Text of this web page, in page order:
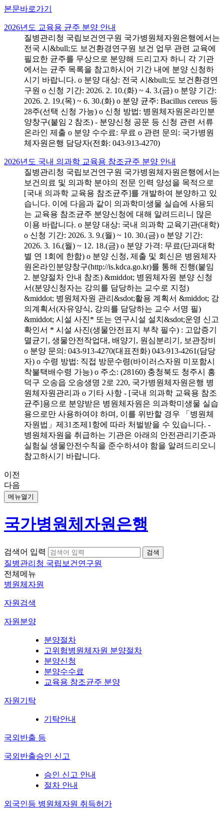
본문바로가기
2026년도 교육용 균주 분양 안내
질병관리청 국립보건연구원 국가병원체자원은행에서는
전국 시&bull;도 보건환경연구원 보건 업무 관련 교육에
필요한 균주를 무상으로 분양해 드리고자 하니 각 기관
에서는 균주 목록을 참고하시어 기간 내에 분양 신청하
시기 바랍니다. o 분양 대상: 전국 시&bull;도 보건환경연
구원 o 신청 기간: 2026. 2. 10.(화) ~ 4. 3.(금) o 분양 기간:
2026. 2. 19.(목) ~ 6. 30.(화) o 분양 균주: Bacillus cereus 등
28주(선택 신청 가능) o 신청 방법: 병원체자원온라인분
양창구(붙임 2 참조) - 분양신청 공문 등 신청 관련 서류
온라인 제출 o 분양 수수료: 무료 o 관련 문의: 국가병원
체자원은행 담당자(전화: 043-913-4270)
2026년도 국내 의과학 교육용 참조균주 분양 안내
질병관리청 국립보건연구원 국가병원체자원은행에서는
보건의료 및 의과학 분야의 전문 인력 양성을 목적으로
[국내 의과학 교육용 참조균주]를 개발하여 분양하고 있
습니다. 이에 다음과 같이 의과학미생물 실습에 사용되
는 교육용 참조균주 분양신청에 대해 알려드리니 많은
이용 바랍니다. o 분양 대상: 국내 의과학 교육기관(대학)
o 신청 기간: 2026. 3. 9.(월) ~ 10. 30.(금) o 분양 기간:
2026. 3. 16.(월) ~ 12. 18.(금) o 분양 가격: 무료(단과대학
별 연 1회에 한함) o 분양 신청, 제출 및 회신은 병원체자
원온라인분양창구(http://is.kdca.go.kr)를 통해 진행(붙임
2. 분양절차 안내 참조) &middot; 병원체자원 분양 신청
서(분양신청자는 강의를 담당하는 교수로 지정)
&middot; 병원체자원 관리&sdot;활용 계획서 &middot; 강
의계획서(자유양식, 강의를 담당하는 교수 서명 필)
&middot; 시설 사진* 또는 연구시설 설치&sdot;운영 신고
확인서 * 시설 사진(생물안전표지 부착 필수) : 고압증기
멸균기, 생물안전작업대, 배양기, 원심분리기, 보관장비
o 분양 문의: 043-913-4270(대표전화) 043-913-4261(담당
자) o 수령 방법: 직접 방문수령(바이러스자원 미포함시
착불택배수령 가능) o 주소: (28160) 충청북도 청주시 흥
덕구 오송읍 오송생명 2로 220, 국가병원체자원은행 병
원체자원관리과 o 기타 사항 - [국내 의과학 교육용 참조
균주]용으로 분양받은 병원체자원은 의과학미생물 실습
용으로만 사용하여야 하며, 이를 위반할 경우 「병원체
자원법」제31조제1항에 따라 처벌받을 수 있습니다. -
병원체자원을 취급하는 기관은 아래의 안전관리기준과
실험실 생물안전수칙을 준수하셔야 함을 알려드리오니
참고하시기 바랍니다.
이전
다음
메뉴열기
국가병원체자원은행
검색어 입력
질병관리청 국립보건연구원
전체메뉴
병원체자원
자원검색
자원분양
분양절차
고위험병원체자원 분양절차
분양신청
분양수수료
교육용 참조균주 분양
자원기탁
기탁안내
국외반출 등
국외반출승인 신고
승인 신고 안내
절차 안내
외국인등 병원체자원 취득허가